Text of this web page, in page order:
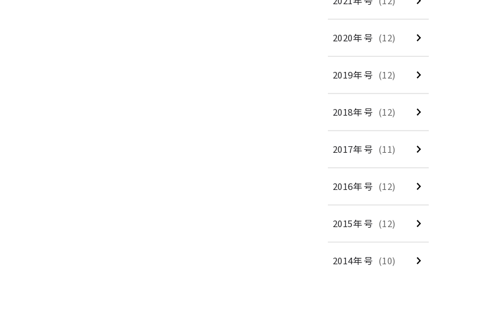
2020年 号 (12)
2019年 号 (12)
2018年 号 (12)
2017年 号 (11)
2016年 号 (12)
2015年 号 (12)
2014年 号 (10)